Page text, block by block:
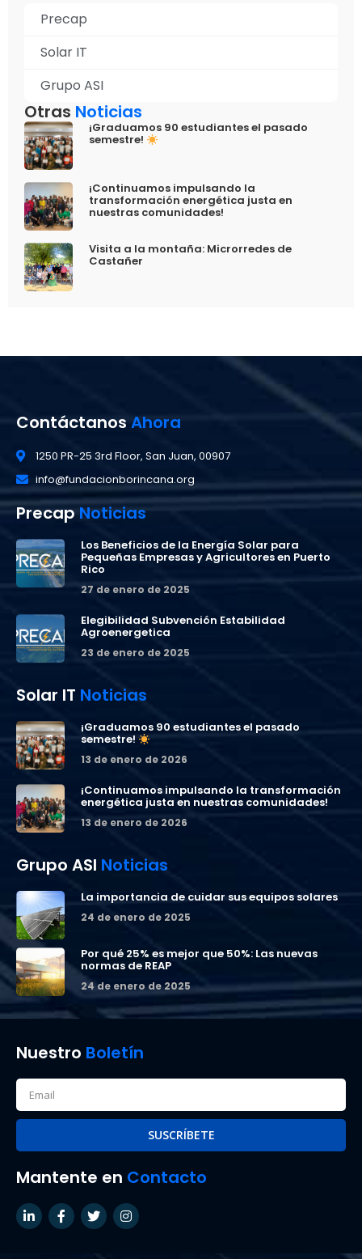
Precap
Solar IT
Grupo ASI
Otras Noticias
¡Graduamos 90 estudiantes el pasado
semestre!
¡Continuamos impulsando la
transformación energética justa en
nuestras comunidades!
Visita a la montaña: Microrredes de
Castañer
Contáctanos Ahora
1250 PR-25 3rd Floor, San Juan, 00907
info@fundacionborincana.org
Precap Noticias
Los Beneficios de la Energía Solar para
Pequeñas Empresas y Agricultores en Puerto
Rico
27 de enero de 2025
Elegibilidad Subvención Estabilidad
Agroenergetica
23 de enero de 2025
Solar IT Noticias
¡Graduamos 90 estudiantes el pasado
semestre!
13 de enero de 2026
¡Continuamos impulsando la transformación
energética justa en nuestras comunidades!
13 de enero de 2026
Grupo ASI Noticias
La importancia de cuidar sus equipos solares
24 de enero de 2025
Por qué 25% es mejor que 50%: Las nuevas
normas de REAP
24 de enero de 2025
Nuestro Boletín
SUSCRÍBETE
Mantente en Contacto